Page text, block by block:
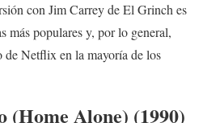
con Jim Carrey de El Grinch es
más populares y, por lo general,
de Netflix en la mayoría de los
Alone) (1990)